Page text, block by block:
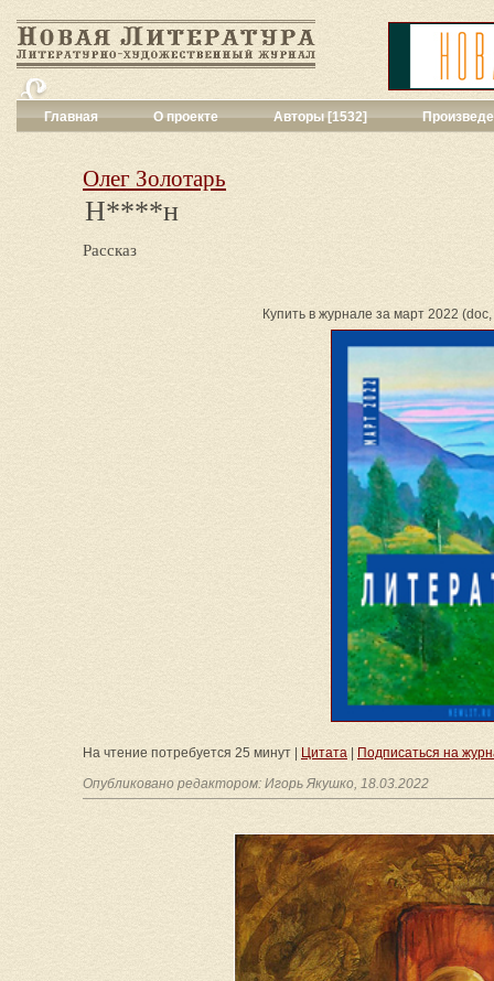
Главная О проекте Авторы [1532]
Драматургия
Повести,
Поэзия[1016]
Другие жанры
Все жанры
Олег Золотарь
Н****н
Рассказ
Купить в журнале за март 2022
На чтение потребуется 25 минут | Цитата
Подписаться на
Опубликовано редактором: Игорь Якушко, 18.03.2022